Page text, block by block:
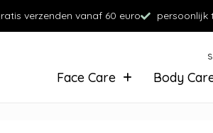
verzenden vanaf 60 euro persoonlijk
Face Care Body